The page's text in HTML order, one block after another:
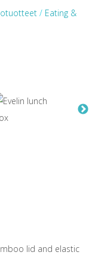
/ Eating &
lid and elastic